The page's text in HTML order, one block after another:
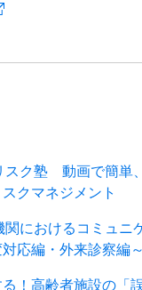
スク塾 動画で簡単
クマネジメント
関におけるコミュニ
応編・外来診察編～
る！高齢者施設の「